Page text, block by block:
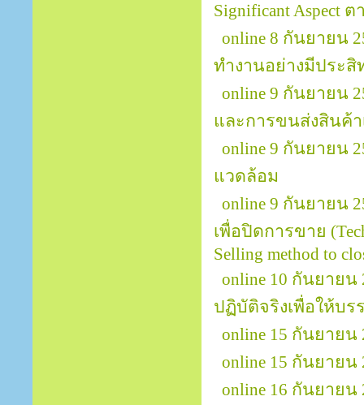
Significant Aspect
online 8 กันยายน
ทำงานอย่างมีประสิ
online 9 กันยายน
และการขนส่งสินค้
online 9 กันยายน
แวดล้อม
online 9 กันยายน
เพื่อปิดการขาย
Selling method to
online 10 กันยายน
ปฏิบัติจริงเพื่อให้บร
online 15 กันยายน
online 15 กันยายน
online 16 กันยาย